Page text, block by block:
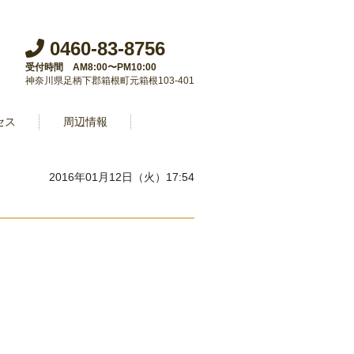
0460-83-8756
受付時間 AM8:00〜PM10:00
神奈川県足柄下郡箱根町元箱根103-401
ス 周辺情報
2016年01月12日（火）17:54